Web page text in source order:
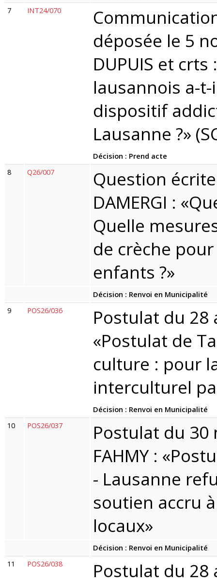
7
INT24/070
déposée le 5
DUPUIS et
lausannois a-
dispositif
Lausanne ?»
Décision : Prend acte
8
Q26/007
Question
DAMERGI :
Quelle
de crèche
enfants ?»
Décision : Renvoi en Municipalité
9
POS26/036
Postulat du 28
«Postulat de
culture : pour
interculturel
Décision : Renvoi en Municipalité
10
POS26/037
Postulat du 30
FAHMY :
- Lausanne
soutien accru
locaux»
Décision : Renvoi en Municipalité
11
POS26/038 Postulat du 28